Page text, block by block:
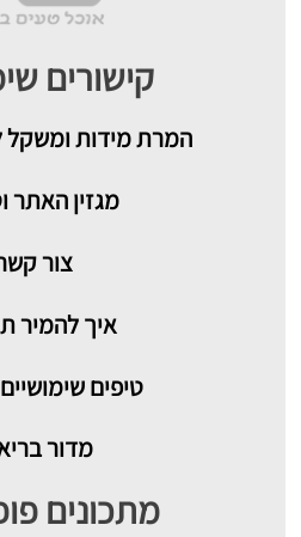
קישורים
המרת מידות ומשקל
מגזין האתר
צור
איך להמיר
טיפים
מדור
מתכונים